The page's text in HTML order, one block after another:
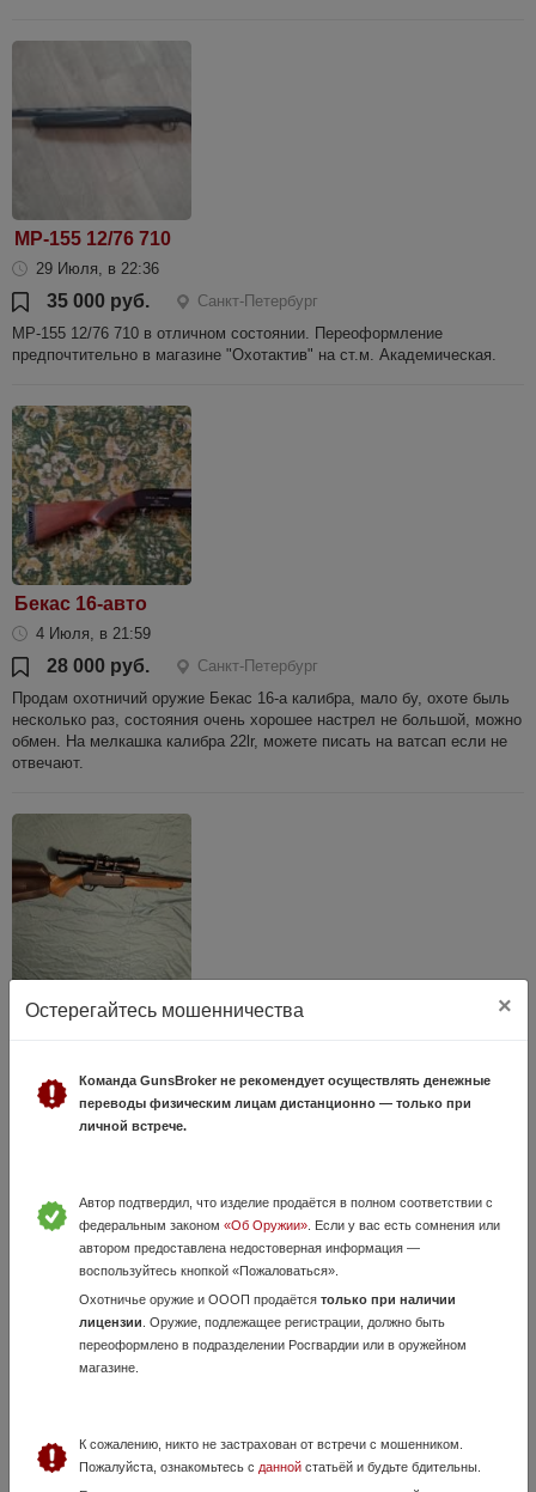
МР-155 12/76 710
29 Июля, в 22:36
35 000 руб.
Санкт-Петербург
МР-155 12/76 710 в отличном состоянии. Переоформление
предпочтительно в магазине "Охотактив" на ст.м. Академическая.
Бекас 16-авто
4 Июля, в 21:59
28 000 руб.
Санкт-Петербург
Продам охотничий оружие Бекас 16-а калибра, мало бу, охоте быль
несколько раз, состояния очень хорошее настрел не большой, можно
обмен. На мелкашка калибра 22lr, можете писать на ватсап если не
отвечают.
Browning Bar 2 калибр 30-06
350 000 руб.
Санкт-Петербург
Продаю Карабин BROWNING BAR 2, куплен в Левше (СПб) в 2023 г,
на охоте не был, сейфовое хранение, прицел продан, тепловизор
28 Июля, в 23:19
Остерегайтесь мошенничества ×
Команда GunsBroker не рекомендует осуществлять денежные
переводы физическим лицам дистанционно — только при
личной встрече.
Автор подтвердил, что изделие продаётся в полном соответствии с
федеральным законом «Об Оружии». Если у вас есть сомнения или
автором предоставлена недостоверная информация —
воспользуйтесь кнопкой «Пожаловаться».
Охотничье оружие и ОООП продаётся только при наличии
лицензии . Оружие, подлежащее регистрации, должно быть
переоформлено в подразделении Росгвардии или в оружейном
магазине.
К сожалению, никто не застрахован от встречи с мошенником.
Пожалуйста, ознакомьтесь с даннойстатьёй и будьте бдительны.